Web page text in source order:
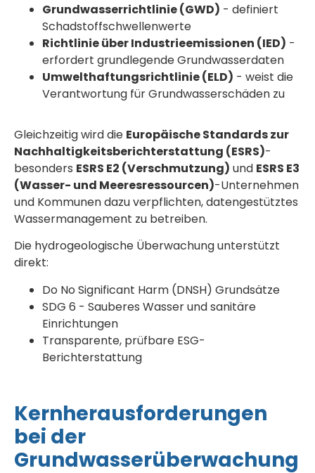
Grundwasserrichtlinie (GWD) - definiert
Schadstoffschwellenwerte
Richtlinie über Industrieemissionen (IED) -
erfordert grundlegende Grundwasserdaten
Umwelthaftungsrichtlinie (ELD) - weist die
Verantwortung für Grundwasserschäden zu
Gleichzeitig wird die Europäische Standards zur
Nachhaltigkeitsberichterstattung (ESRS)-
besonders ESRS E2 (Verschmutzung) und ESRS E3
(Wasser- und Meeresressourcen)-Unternehmen
und Kommunen dazu verpflichten, datengestütztes
Wassermanagement zu betreiben.
Die hydrogeologische Überwachung unterstützt
direkt:
Do No Significant Harm (DNSH) Grundsätze
SDG 6 - Sauberes Wasser und sanitäre
Einrichtungen
Transparente, prüfbare ESG-
Berichterstattung
Kernherausforderungen
bei der
Grundwasserüberwachung